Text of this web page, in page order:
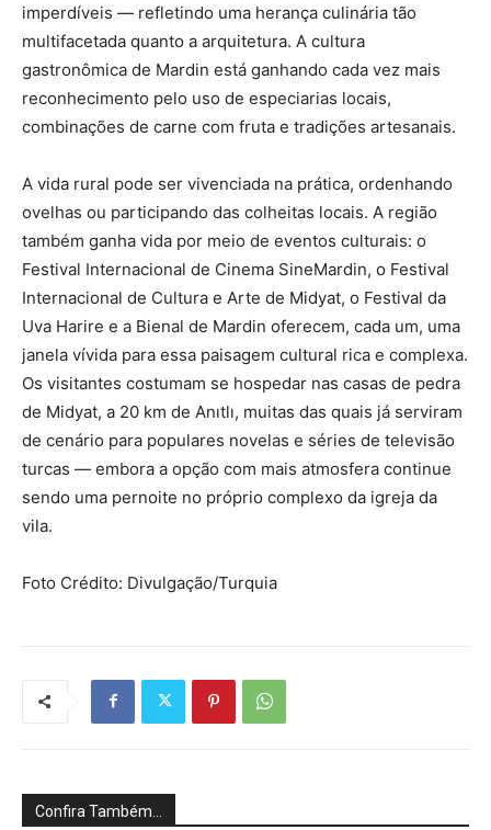
imperdíveis — refletindo uma herança culinária tão
multifacetada quanto a arquitetura. A cultura
gastronômica de Mardin está ganhando cada vez mais
reconhecimento pelo uso de especiarias locais,
combinações de carne com fruta e tradições artesanais.
A vida rural pode ser vivenciada na prática, ordenhando
ovelhas ou participando das colheitas locais. A região
também ganha vida por meio de eventos culturais: o
Festival Internacional de Cinema SineMardin, o Festival
Internacional de Cultura e Arte de Midyat, o Festival da
Uva Harire e a Bienal de Mardin oferecem, cada um, uma
janela vívida para essa paisagem cultural rica e complexa.
Os visitantes costumam se hospedar nas casas de pedra
de Midyat, a 20 km de Anıtlı, muitas das quais já serviram
de cenário para populares novelas e séries de televisão
turcas — embora a opção com mais atmosfera continue
sendo uma pernoite no próprio complexo da igreja da
vila.
Foto Crédito: Divulgação/Turquia
Confira Também...